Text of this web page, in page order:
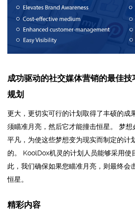
成功驱动的社交媒体营销的最佳技
规划
更大，更切实可行的计划取得了丰硕的成
须瞄准月亮，然后它才能撞击恒星。 梦
平凡，为使这些梦想变为现实而制定的计
的。 KoolDox机灵的计划人员能够采用使
此，我们确保如果您瞄准月亮，则最终会
恒星。
精彩内容